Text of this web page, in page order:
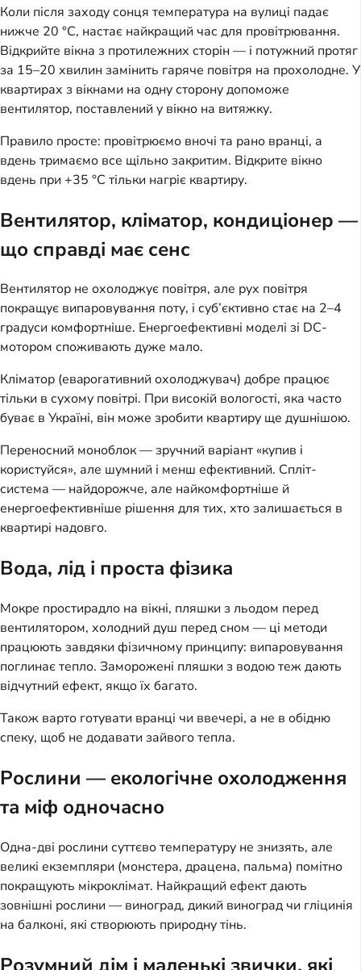
Коли після заходу сонця температура на вулиці падає
нижче 20 °C, настає найкращий час для провітрювання.
Відкрийте вікна з протилежних сторін — і потужний протяг
за 15–20 хвилин замінить гаряче повітря на прохолодне. У
квартирах з вікнами на одну сторону допоможе
вентилятор, поставлений у вікно на витяжку.
Правило просте: провітрюємо вночі та рано вранці, а
вдень тримаємо все щільно закритим. Відкрите вікно
вдень при +35 °C тільки нагріє квартиру.
Вентилятор, кліматор, кондиціонер —
що справді має сенс
Вентилятор не охолоджує повітря, але рух повітря
покращує випаровування поту, і суб’єктивно стає на 2–4
градуси комфортніше. Енергоефективні моделі зі DC-
мотором споживають дуже мало.
Кліматор (евaporативний охолоджувач) добре працює
тільки в сухому повітрі. При високій вологості, яка часто
буває в Україні, він може зробити квартиру ще душнішою.
Переносний моноблок — зручний варіант «купив і
користуйся», але шумний і менш ефективний. Спліт-
система — найдорожче, але найкомфортніше й
енергоефективніше рішення для тих, хто залишається в
квартирі надовго.
Вода, лід і проста фізика
Мокре простирадло на вікні, пляшки з льодом перед
вентилятором, холодний душ перед сном — ці методи
працюють завдяки фізичному принципу: випаровування
поглинає тепло. Заморожені пляшки з водою теж дають
відчутний ефект, якщо їх багато.
Також варто готувати вранці чи ввечері, а не в обідню
спеку, щоб не додавати зайвого тепла.
Рослини — екологічне охолодження
та міф одночасно
Одна-дві рослини суттєво температуру не знизять, але
великі екземпляри (монстера, драцена, пальма) помітно
покращують мікроклімат. Найкращий ефект дають
зовнішні рослини — виноград, дикий виноград чи гліцинія
на балконі, які створюють природну тінь.